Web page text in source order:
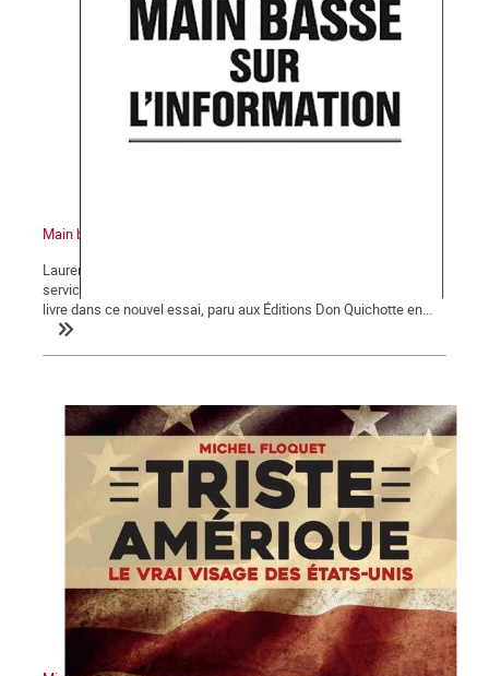
Main basse sur l'information
Laurent Mauduit, co-fondateur de Mediapart, auparavant chef du
service économique de Libération et directeur-adjoint du Monde,
livre dans ce nouvel essai, paru aux Éditions Don Quichotte en...